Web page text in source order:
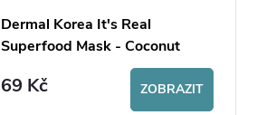
Dermal Korea It's Real
Superfood Mask - Coconut
69 Kč ZOBRAZIT